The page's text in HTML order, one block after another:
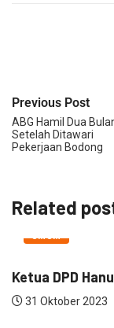
Previous Post
ABG Hamil Dua
Setelah Ditawari
Pekerjaan Bodong
Related
UMUM
Ketua DPD
31 Oktober 2023